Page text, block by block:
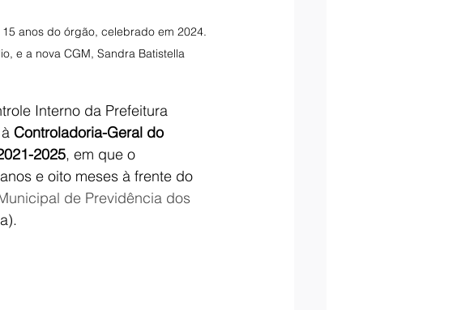
anos do órgão, celebrado em 2024.
e a nova CGM, Sandra Batistella
Interno da Prefeitura
Controladoria-Geral do
2025, em que o
e oito meses à frente do
de Previdência dos